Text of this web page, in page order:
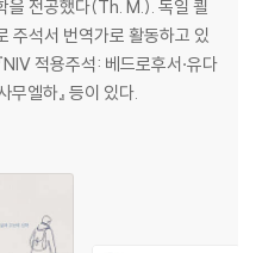
로 기름 붓다(2:1-4a)
지를 호소하다(2:4b-7)
권리를 포기하다(2:8-4:12)
다윗을 왕으로 기름 붓다(5:1-5)
10:19)
전공했다(Th. M.). 독일 쾰
주석서 번역가로 활동하고 있
NIV 적용주석: 베드로후서·유다
무엘하』 등이 있다.